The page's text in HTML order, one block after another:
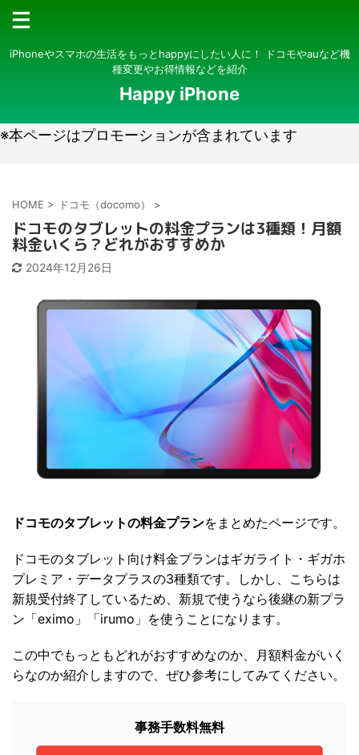
iPhoneやスマホの生活をもっとhappyにしたい人に！ ドコモやauなど機
種変更やお得情報などを紹介
Happy iPhone
※本ページはプロモーションが含まれています
HOME > ドコモ（docomo） >
ドコモのタブレットの料金プランは3種類！月額
料金いくら？どれがおすすめか
2024年12月26日
ドコモのタブレットの料金プランをまとめたページです。
ドコモのタブレット向け料金プランはギガライト・ギガホ
プレミア・データプラスの3種類です。しかし、こちらは
新規受付終了しているため、新規で使うなら後継の新プラ
ン「eximo」「irumo」を使うことになります。
この中でもっともどれがおすすめなのか、月額料金がいく
らなのか紹介しますので、ぜひ参考にしてみてください。
事務手数料無料